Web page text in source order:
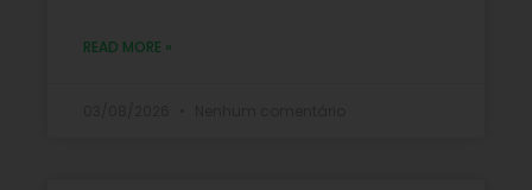
READ MORE »